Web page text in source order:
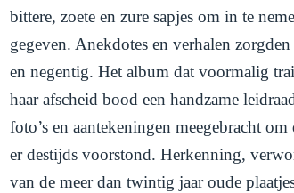
bittere, zoete en zure sapjes om in te
gegeven. Anekdotes en verhalen
en negentig. Het album dat voormalig
haar afscheid bood een handzame
foto’s en aantekeningen meegebracht
er destijds voorstond. Herkenning,
van de meer dan twintig jaar oude